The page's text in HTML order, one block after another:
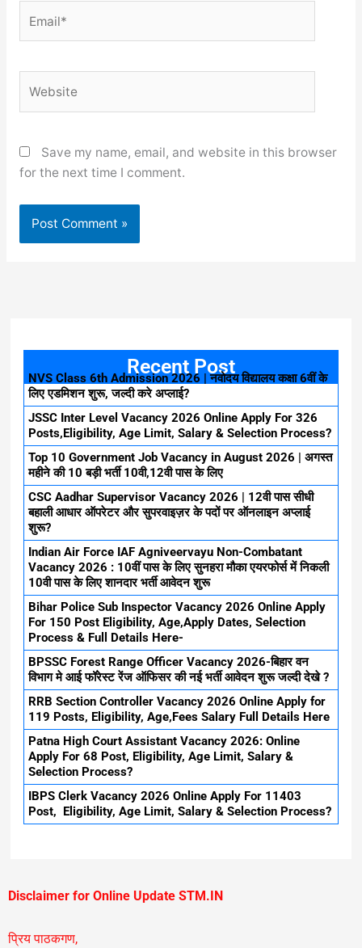
Save my name, email, and website in this browser
for the next time I comment.
Recent Post
NVS Class 6th Admission 2026 | नवोदय विद्यालय कक्षा 6वीं के
लिए एडमिशन शुरू, जल्दी करे अप्लाई?
JSSC Inter Level Vacancy 2026 Online Apply For 326
Posts,Eligibility, Age Limit, Salary & Selection Process?
Top 10 Government Job Vacancy in August 2026 | अगस्त
महीने की 10 बड़ी भर्ती 10वी,12वी पास के लिए
CSC Aadhar Supervisor Vacancy 2026 | 12वी पास सीधी
बहाली आधार ऑपरेटर और सुपरवाइज़र के पदों पर ऑनलाइन अप्लाई
शुरू?
Indian Air Force IAF Agniveervayu Non-Combatant
Vacancy 2026 : 10वीं पास के लिए सुनहरा मौका एयरफोर्स में निकली
10वी पास के लिए शानदार भर्ती आवेदन शुरू
Bihar Police Sub Inspector Vacancy 2026 Online Apply
For 150 Post Eligibility, Age,Apply Dates, Selection
Process & Full Details Here-
BPSSC Forest Range Officer Vacancy 2026-बिहार वन
विभाग मे आई फॉरेस्ट रेंज ऑफिसर की नई भर्ती आवेदन शुरू जल्दी देखे ?
RRB Section Controller Vacancy 2026 Online Apply for
119 Posts, Eligibility, Age,Fees Salary Full Details Here
Patna High Court Assistant Vacancy 2026: Online
Apply For 68 Post, Eligibility, Age Limit, Salary &
Selection Process?
IBPS Clerk Vacancy 2026 Online Apply For 11403
Post, Eligibility, Age Limit, Salary & Selection Process?
Disclaimer for Online Update STM.IN
प्रिय पाठकगण,